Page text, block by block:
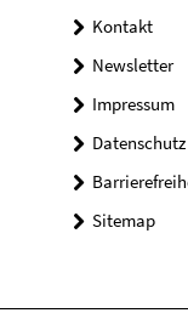
Kontakt
Newsletter
Impressum
Datenschutz
Sitemap